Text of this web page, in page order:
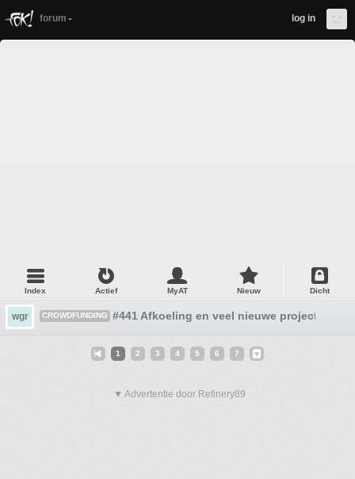
forum log in
Index Actief MyAT Nieuw Dicht
wgr CROWDFUNDING #441 Afkoeling en veel nieuwe projecten...
1 2 3 4 5 6 7
▼ Advertentie door Refinery89